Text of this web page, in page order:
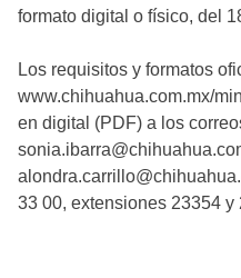
formato digital o físico, del
Los requisitos y formatos
www.chihuahua.com.mx/
en digital (PDF) a los
33 00, extensiones 23354 y